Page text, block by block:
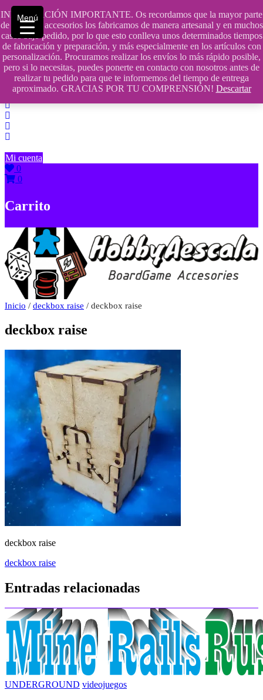
INFORMACIÓN IMPORTANTE. Os recordamos que la mayor parte
de nuestros accesorios los fabricamos de manera artesanal y en muchos
casos bajo pedido, por lo que esto conlleva unos determinados tiempos
de fabricación y preparación, y más especialmente en los artículos con
personalización. Procuramos realizar los envíos lo más rápido posible,
pero si lo necesitas, puedes ponerte en contacto con nosotros antes de
realizar tu pedido para que te informemos del tiempo de entrega
aproximado. GRACIAS POR TU COMPRENSIÓN! Descartar
Saltar
contenido
609241475 SOLO DE 10:00 a 14:00
info@hobbyaescala.com
San Fernando de Henares
10:00 - 14:00
Mi cuenta
0
0
Carrito
Inicio / deckbox raise / deckbox raise
deckbox raise
deckbox raise
Navegación
de
entradas
deckbox raise
Entradas relacionadas
UNDERGROUND videojuegos
Menú